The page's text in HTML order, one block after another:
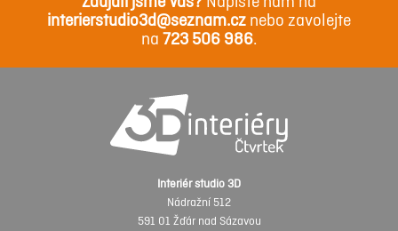
interierstudio3d@seznam.cz nebo zavolejte
na 723 506 986.
Interiér studio 3D
Nádražní 512
591 01 Žďár nad Sázavou